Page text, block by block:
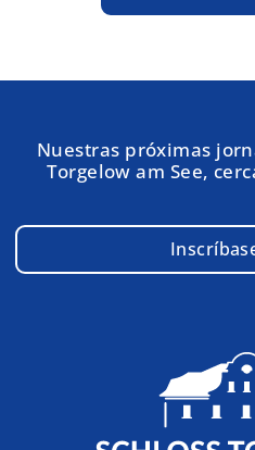
Nuestras próximas
Torgelow am See,